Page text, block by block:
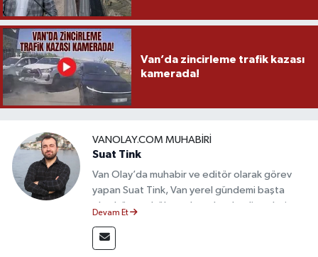
Van’da zincirleme trafik kazası
kamerada!
VANOLAY.COM MUHABIRI
Suat Tink
Van Olay’da muhabir ve editör olarak görev
yapan Suat Tink, Van yerel gündemi başta
olmak üzere bölgesel ve ulusal gelişmeleri
mezunu olan Tink, sahadan edindiği bilgilerle
doğruluk, tarafsızlık ve etik ilkeler
Devam Et